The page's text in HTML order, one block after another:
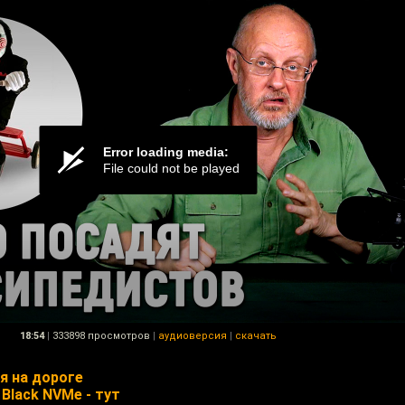
18:54 | 333898 просмотров | аудиоверсия | скачать
на дороге
NVMe - тут